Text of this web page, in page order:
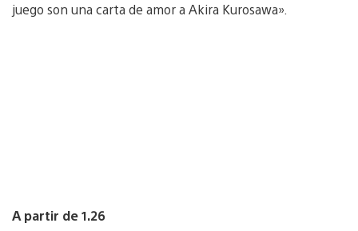
juego son una carta de amor a Akira Kurosawa».
A partir de 1.26